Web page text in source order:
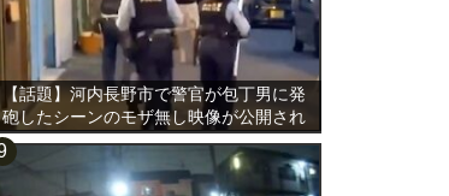
【話題】河内長野市で警官が包丁男に発
砲したシーンのモザ無し映像が公開され
る。